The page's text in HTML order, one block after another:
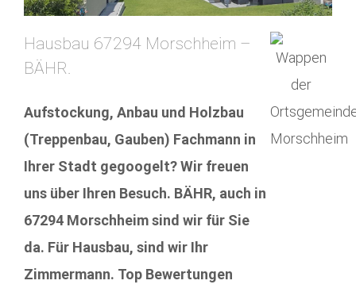
Hausbau 67294 Morschheim –
BÄHR.
Aufstockung, Anbau und Holzbau
(Treppenbau, Gauben) Fachmann in
Ihrer Stadt gegoogelt? Wir freuen
uns über Ihren Besuch. BÄHR, auch in
67294 Morschheim sind wir für Sie
da. Für Hausbau, sind wir Ihr
Zimmermann. Top Bewertungen